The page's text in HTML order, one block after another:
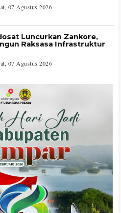
07 Agustus 2026
Luncurkan Zankore,
Raksasa Infrastruktur
07 Agustus 2026